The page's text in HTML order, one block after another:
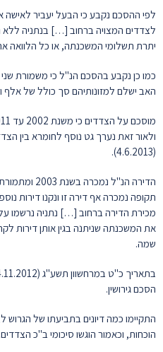
לפי ההסכם נקבע כי הבעל יעביר
לצדדים המצויה ברחוב […] בנתניה
יתרת תשלומי המשכנתה, או כל הלוואה
כמו כן נקבע בהסכם הנ"ל כי משמורת
האב ישלם למזונותיהם סך כולל של
ולאור זאת נערך גט נוסף לחומרא בין
(4.6.2013).
הדירה הנ"ל
תקופה נמכרה אף דירה זו ונקנו דירות
מכירת הדירה ברחוב […] נתניה נרשמו
את המשכנתה שניתנה בגין אותן דירות
שמה.
הסכם גירושין.
התקיימו כמה דיונים בתביעתו של הגרוש
הוכחות, וכאמור הוגשו סיכומי ב"כ הצדדים.